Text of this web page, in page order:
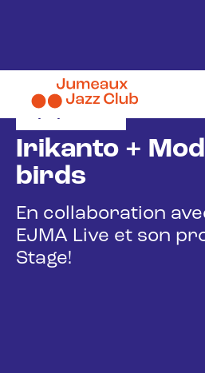
3/4/2026
Irikanto +
birds
En collaboration
EJMA Live et son
Stage!